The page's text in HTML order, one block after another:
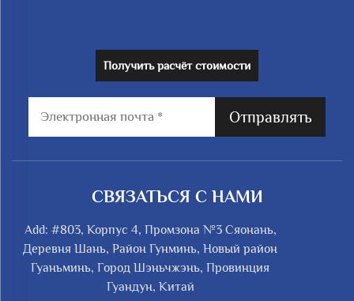
Получить расчёт стоимости
Отправлять
СВЯЗАТЬСЯ С НАМИ
Add: #803, Корпус 4, Промзона №3 Сяонань,
Деревня Шань, Район Гунминь, Новый район
Гуаньминь, Город Шэньчжэнь, Провинция
Гуандун, Китай